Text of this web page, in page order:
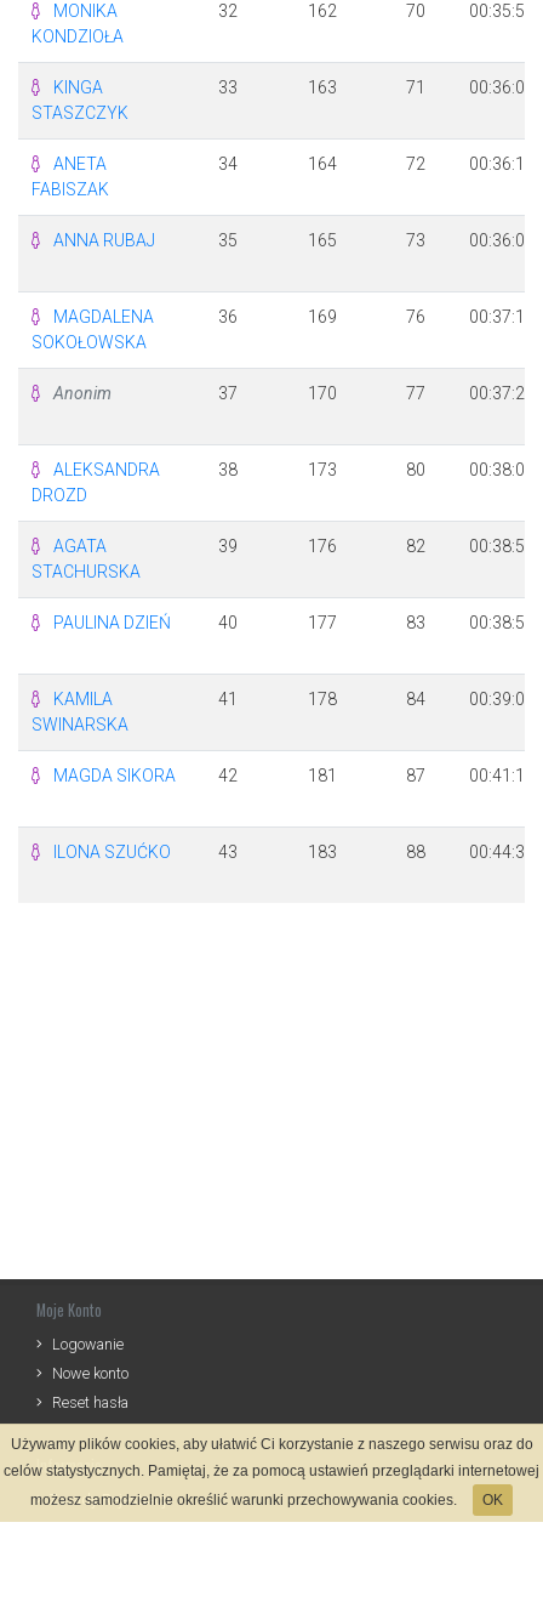
MONIKA
KONDZIOŁA
32 162 70 00:35:58
KINGA
STASZCZYK
33 163 71 00:36:08
ANETA
FABISZAK
34 164 72 00:36:10
ANNA RUBAJ 35 165 73 00:36:08
MAGDALENA
SOKOŁOWSKA
36 169 76 00:37:13
Anonim 37 170 77 00:37:24
ALEKSANDRA
DROZD
38 173 80 00:38:02
AGATA
STACHURSKA
39 176 82 00:38:51
PAULINA DZIEŃ 40 177 83 00:38:50
KAMILA
SWINARSKA
41 178 84 00:39:09
MAGDA SIKORA 42 181 87 00:41:10
ILONA SZUĆKO 43 183 88 00:44:39
Moje Konto
Logowanie
Nowe konto
Reset hasła
Informacje
Zasady Rejestracji
Używamy plików cookies, aby ułatwić Ci korzystanie z naszego serwisu oraz do
celów statystycznych. Pamiętaj, że za pomocą ustawień przeglądarki internetowej
możesz samodzielnie określić warunki przechowywania cookies.
OK